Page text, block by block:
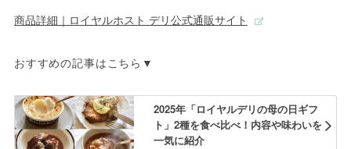
商品詳細｜ロイヤルホスト デリ公式通販サイト
おすすめの記事はこちら▼
2025年「ロイヤルデリの母の日ギフ
ト」2種を食べ比べ！内容や味わいを
一気に紹介